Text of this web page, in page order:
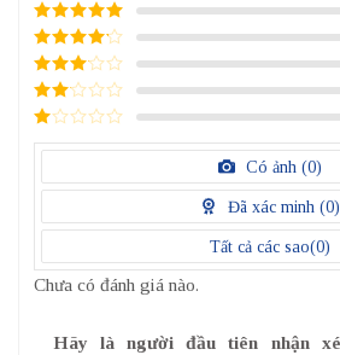
5/ 5 điểm
4/ 5
điểm
3/ 5
điểm
2/
điểm
1
điểm
Có ảnh (0)
Đã xác minh (0)
Tất cả các sao(0)
Chưa có đánh giá nào.
Hãy là người đầu tiên nhận